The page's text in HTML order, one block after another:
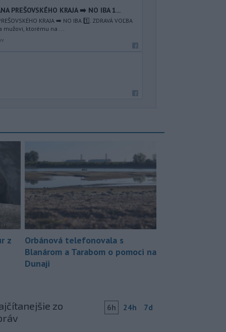
PREŠOVSKÉHO KRAJA ➡️ NO IBA 1️...
KRAJA ➡️ NO IBA 1️⃣. ZDRAVÁ VOĽBA
mužovi, ktorému na ...
z
Orbánová telefonovala s
Blanárom a Tarabom o pomoci na
Dunaji
zo
6h 24h 7d